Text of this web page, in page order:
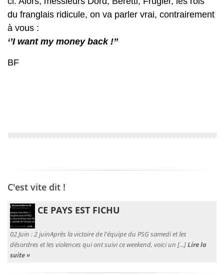
du franglais ridicule, on va parler vrai, contrairement
à vous :
‘’I want my money back !’’
BF
C'est vite dit !
CE PAYS EST FICHU
02 Juin :2 juinAprès la victoire de l'équipe du PSG samedi et les
désordres et les violences qui ont suivi ce weekend, voici un [...]Lire la
suite »